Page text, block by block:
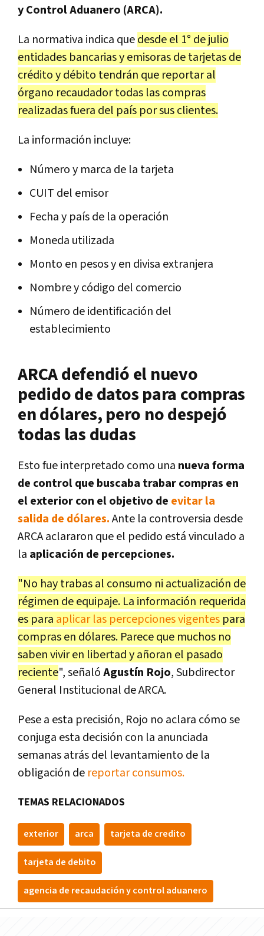
y Control Aduanero (ARCA).
La normativa indica quedesde el 1° de julio
entidades bancarias y emisoras de tarjetas de
crédito y débito tendrán que reportar al
órgano recaudador todas las compras
realizadas fuera del país por sus clientes.
La información incluye:
Número y marca de la tarjeta
CUIT del emisor
Fecha y país de la operación
Moneda utilizada
Monto en pesos y en divisa extranjera
Nombre y código del comercio
Número de identificación del
establecimiento
ARCA defendió el nuevo
pedido de datos para compras
en dólares, pero no despejó
todas las dudas
Esto fue interpretado como una nueva forma
de controlque buscaba trabar compras en
el exterior con el objetivo de evitar la
salida de dólares.Ante la controversia desde
ARCA aclararon que el pedido está vinculado a
la aplicación de percepciones.
"No hay trabas al consumo ni actualización de
régimen de equipaje. La información requerida
es para aplicar las percepciones vigentes para
compras en dólares. Parece que muchos no
saben vivir en libertad y añoran el pasado
reciente", señalóAgustín Rojo, Subdirector
General Institucional de ARCA.
Pese a esta precisión, Rojo no aclara cómo se
conjuga esta decisión con la anunciada
semanas atrás del levantamiento de la
obligación de reportar consumos.
TEMAS RELACIONADOS
exterior arca tarjeta de credito
tarjeta de debito
agencia de recaudación y control aduanero